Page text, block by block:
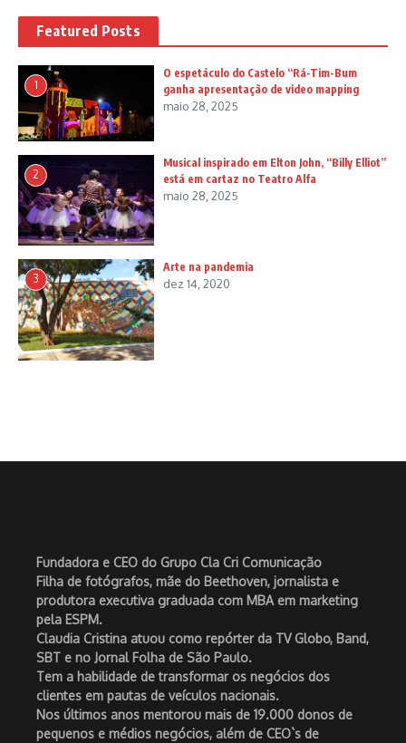
Featured Posts
1
O espetáculo do Castelo “Rá-Tim-Bum
ganha apresentação de video mapping
maio 28, 2025
2
Musical inspirado em Elton John, “Billy Elliot”
está em cartaz no Teatro Alfa
maio 28, 2025
3
Arte na pandemia
dez 14, 2020
Fundadora e CEO do Grupo Cla Cri Comunicação
Filha de fotógrafos, mãe do Beethoven, jornalista e
produtora executiva graduada com MBA em marketing
pela ESPM.
Claudia Cristina atuou como repórter da TV Globo, Band,
SBT e no Jornal Folha de São Paulo.
Tem a habilidade de transformar os negócios dos
clientes em pautas de veículos nacionais.
Nos últimos anos mentorou mais de 19.000 donos de
pequenos e médios negócios, além de CEO`s de